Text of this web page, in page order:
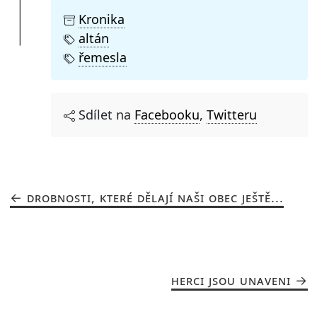
Kronika
altán
řemesla
Sdílet na Facebooku, Twitteru
DROBNOSTI, KTERÉ DĚLAJÍ NAŠI OBEC JEŠTĚ...
HERCI JSOU UNAVENI